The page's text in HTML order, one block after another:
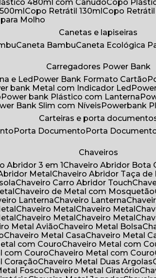
480ml com Canudo
Copo
Copo Retrátil 130ml
Copo
Molho
Canetas e lapiseiras
Caneta Bambu Caneta Ecológica
Carregadores Power Bank
e Led Power Bank Formato Cartão
bank Metal com Indicador Led
Power bank Plástico com Lanterna
Bank Slim com Níveis
Powerbank
Carteiras e porta
Porta Documento Porta
Chaveiros
Abridor 3 em 1 Chaveiro Abridor Bota
Abridor Metal Chaveiro Abridor Taça
Chaveiro Carro Abridor Touch
Chaveiro de Metal com Mosquetão
Lanterna Chaveiro Lanterna
Chaveiro Metal Chaveiro Metal
Chaveiro Metal Chaveiro Metal
Metal Avião Chaveiro Metal Bolsa
Chaveiro Metal Casa Chaveiro Metal
com Couro Chaveiro Metal com
com Couro Chaveiro Metal com Couro
Coração Chaveiro Metal Duas Argolas
Fosco Chaveiro Metal Giratório